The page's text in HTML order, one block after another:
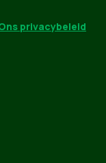
privacybeleid